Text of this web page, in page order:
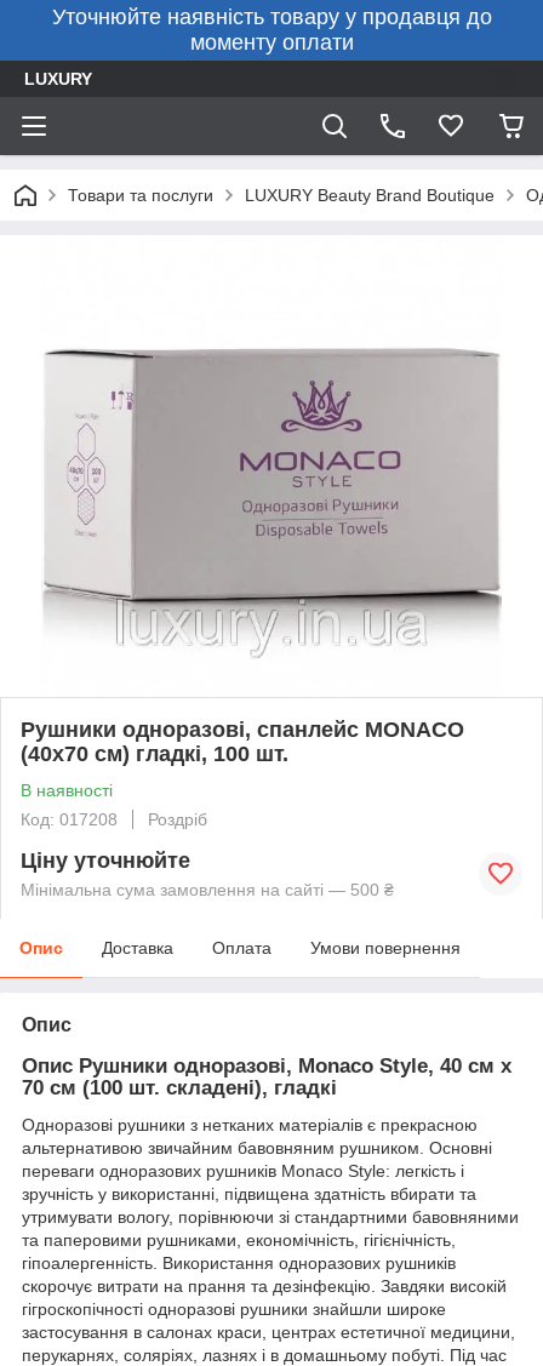
Уточнюйте наявність товару у продавця до
моменту оплати
LUXURY
Товари та послуги LUXURY Beauty Brand Boutique
Рушники одноразові, спанлейс MONACO
(40х70 см) гладкі, 100 шт.
В наявності
Код: 017208
Роздріб
Ціну уточнюйте
Мінімальна сума замовлення на сайті — 500 ₴
Опис Доставка Оплата Умови повернення
Опис
Опис Рушники одноразові, Monaco Style, 40 см х
70 см (100 шт. складені), гладкі
Одноразові рушники з нетканих матеріалів є прекрасною
альтернативою звичайним бавовняним рушником. Основні
переваги одноразових рушників Monaco Style: легкість і
зручність у використанні, підвищена здатність вбирати та
утримувати вологу, порівнюючи зі стандартними бавовняними
та паперовими рушниками, економічність, гігієнічність,
гіпоалергенність. Використання одноразових рушників
скорочує витрати на прання та дезінфекцію. Завдяки високій
гігроскопічності одноразові рушники знайшли широке
застосування в салонах краси, центрах естетичної медицини,
перукарнях, соляріях, лазнях і в домашньому побуті. Під час